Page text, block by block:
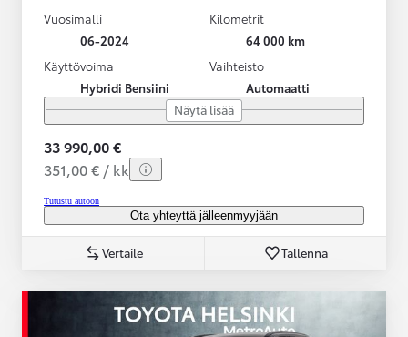
Vuosimalli
06-2024
Kilometrit
64 000 km
Käyttövoima
Hybridi Bensiini
Vaihteisto
Automaatti
Näytä lisää
33 990,00 €
351,00 € / kk
Tutustu autoon
Ota yhteyttä jälleenmyyjään
Vertaile Tallenna